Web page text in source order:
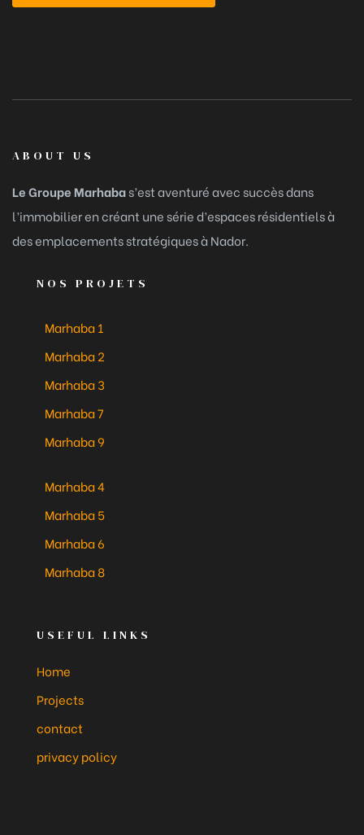
ABOUT US
Le Groupe Marhabas’est aventuré avec succès dans
l’immobilier en créant une série d’espaces résidentiels à
des emplacements stratégiques à Nador.
NOS PROJETS
Marhaba 1
Marhaba 2
Marhaba 3
Marhaba 7
Marhaba 9
Marhaba 4
Marhaba 5
Marhaba 6
Marhaba 8
USEFUL LINKS
Home
Projects
contact
privacy policy